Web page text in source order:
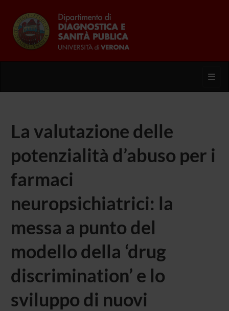
La valutazione delle
potenzialità d’abuso per i
farmaci
neuropsichiatrici: la
messa a punto del
modello della ‘drug
discrimination’ e lo
sviluppo di nuovi